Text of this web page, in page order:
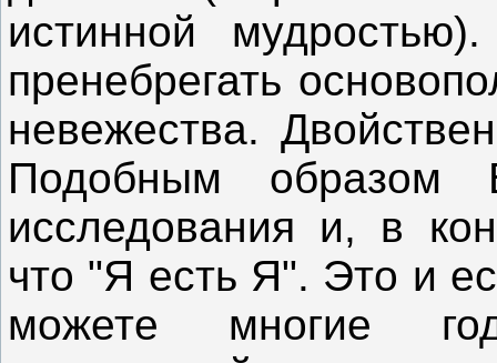
истинной
пренебрегать
невежества.
Подобным образом
исследования и, в
что "Я есть Я". Это и
можете многие